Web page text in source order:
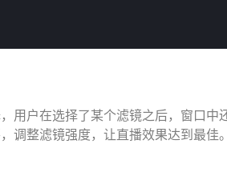
用户在选择了某个滤镜之后，窗口
调整滤镜强度，让直播效果达到最佳。